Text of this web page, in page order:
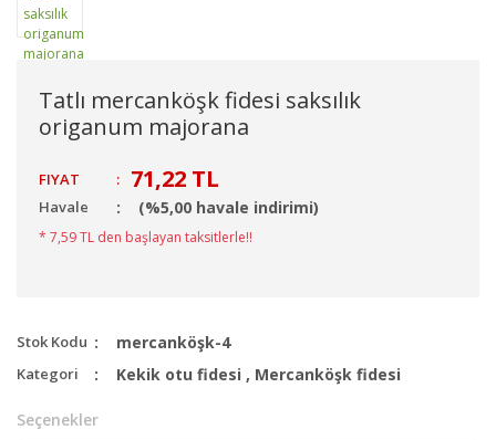
Tatlı mercanköşk fidesi saksılık
origanum majorana
FIYAT : 71,22 TL
Havale (%5,00 havale indirimi)
* 7,59 TL den başlayan taksitlerle!!
Stok Kodu mercanköşk-4
Kategori Kekik otu fidesi , Mercanköşk fidesi
Seçenekler